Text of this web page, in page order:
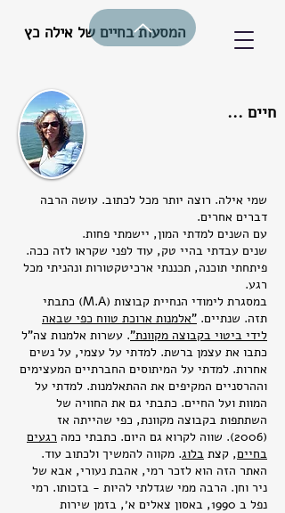
המסעות בחיים של אילה כץ
חיים ...
שמי אילה. רוצה יותר מכל לכתוב. עושה הרבה
דברים אחרים.
עם השנים למדתי המון, יישמתי פחות.
שנים עבדתי בהיי טק, עוד לפני שקראו לזה ככה.
פיתחתי תוכנה, תכננתי ארכיטקטורות ונהניתי מכל
רגע.
במסגרת לימודי הנחיית קבוצות (M.A) כתבתי
תזה. שנתיים. "אלמנות ארוכת טווח כפי שבאה
לידי ביטוי בקבוצה מקוונת”. עשרות אלמנות צה”ל
כתבו את עצמן ברשת. למדתי על עצמי, על נשים
אחרות. למדתי על המיתוסים החברתיים המעצימים
וההרסניים המקיפים את ההתאלמנות. למדתי על
המוות ועל החיים. כתבתי גם את החוויה של
השתתפות בקבוצה מקוונת, כפי שהייתה אז
(2006). שווה לקרוא גם היום. כתבתי כמה
רגעים
בחיים, קצת בלוג. מקווה להמשיך ולכתוב עוד.
האתר הזה הוא לזכר רמי, אהבת נעורי, אבא של
ניר וחן. הרבה ממי שגדלתי להיות - בזכותו. רמי
נפל ב 1990, באסון צאלים א׳, בזמן שירות